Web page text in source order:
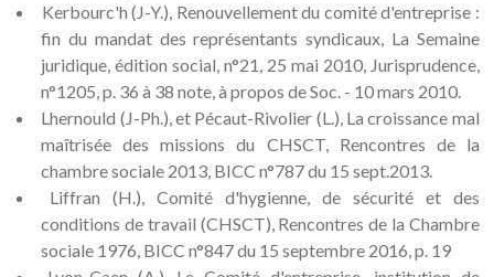
Kerbourc'h (J-Y.), Renouvellement du comité d'entreprise :
fin du mandat des représentants syndicaux, La Semaine
juridique, édition social, n°21, 25 mai 2010, Jurisprudence,
n°1205, p. 36 à 38 note, à propos de Soc. - 10 mars 2010.
Lhernould (J-Ph.), et Pécaut-Rivolier (L.), La croissance mal
maîtrisée des missions du CHSCT, Rencontres de la
chambre sociale 2013, BICC n°787 du 15 sept.2013.
Liffran (H.), Comité d'hygienne, de sécurité et des
conditions de travail (CHSCT), Rencontres de la Chambre
sociale 1976, BICC n°847 du 15 septembre 2016, p. 19